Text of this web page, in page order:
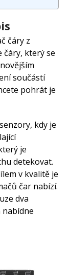
čáry z
čáry, který se
součástí
pohrát je
kdy je
je
detekovat.
v kvalitě je
čar nabízí.
dva